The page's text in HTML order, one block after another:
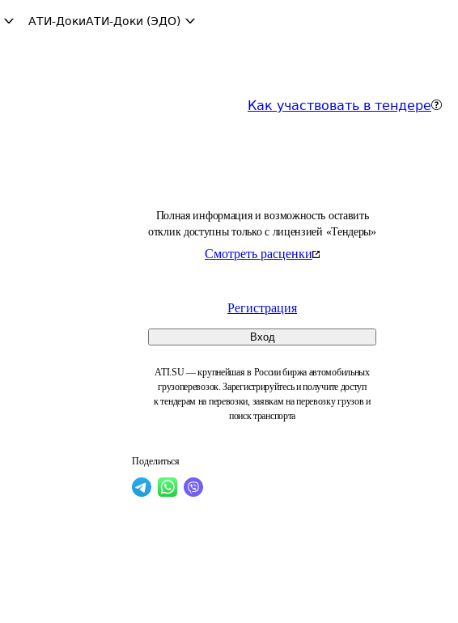
АТИ-ДокиАТИ-Доки (ЭДО)
Как участвовать в тендере
Полная информация и возможность оставить
отклик доступны только с лицензией «Тендеры»
Смотреть расценки
Регистрация
Вход
ATI.SU — крупнейшая в России биржа автомобильных
грузоперевозок. Зарегистрируйтесь и получите доступ
к тендерам на перевозки, заявкам на перевозку грузов и
поиск транспорта
Поделиться